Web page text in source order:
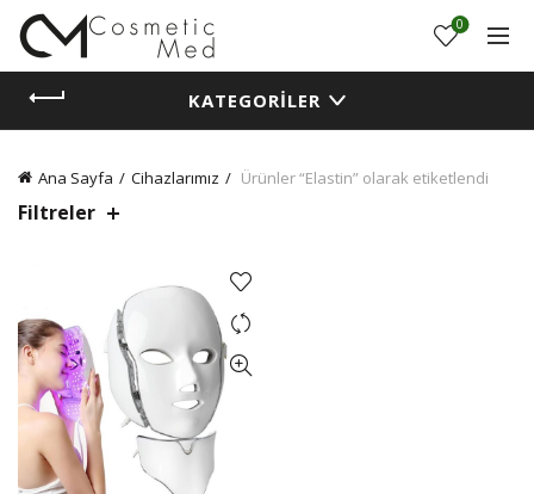
0
KATEGORILER
Ana Sayfa Cihazlarımız Ürünler “Elastin” olarak etiketlendi
Filtreler